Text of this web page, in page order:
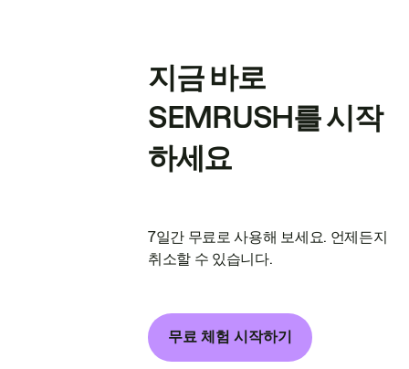
지금 바로
SEMRUSH를 시작
하세요
7일간 무료로 사용해 보세요. 언제든지
취소할 수 있습니다.
무료 체험 시작하기